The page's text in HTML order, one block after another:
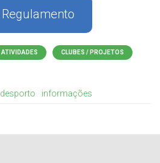
Regulamento
ATIVIDADES CLUBES / PROJETOS
desporto informações